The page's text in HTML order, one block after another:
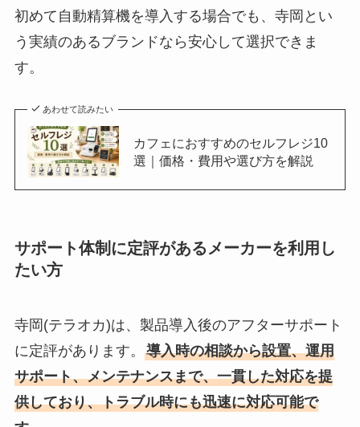
初めて自動精算機を導入する場合でも、寺岡とい
う実績のあるブランドなら安心して選択できま
す。
あわせて読みたい
カフェにおすすめのセルフレジ10
選｜価格・費用や選び方を解説
サポート体制に定評があるメーカーを利用し
たい方
寺岡(テラオカ)は、製品導入後のアフターサポート
に定評があります。 導入時の相談から設置、運用
サポート、メンテナンスまで、一貫した対応を提
供しており、トラブル時にも迅速に対応可能で